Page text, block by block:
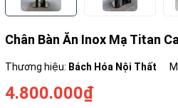
Chân Bàn Ăn Inox Mạ Titan
Thương hiệu: Bách Hóa Nội Thất
4.800.000₫